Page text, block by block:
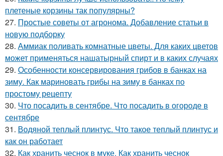
плетеные корзины так популярны?
27. Простые советы от агронома. Добавление статьи в
новую подборку
28. Аммиак поливать комнатные цветы. Для каких цветов
может применяться нашатырный спирт и в каких случаях
29. Особенности консервирования грибов в банках на
зиму. Как мариновать грибы на зиму в банках по
простому рецепту
30. Что посадить в сентябре. Что посадить в огороде в
сентябре
31. Водяной теплый плинтус. Что такое теплый плинтус и
как он работает
32. Как хранить чеснок в муке. Как хранить чеснок